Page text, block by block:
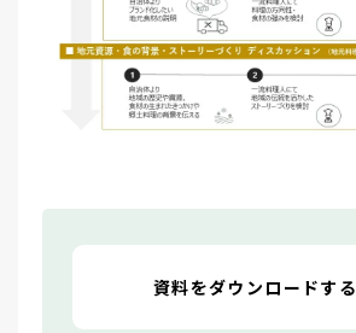
資料をダウンロードする